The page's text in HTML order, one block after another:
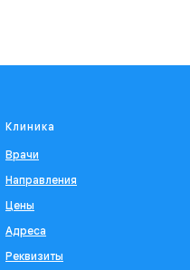
Клиника
Врачи
Направления
Цены
Адреса
Реквизиты